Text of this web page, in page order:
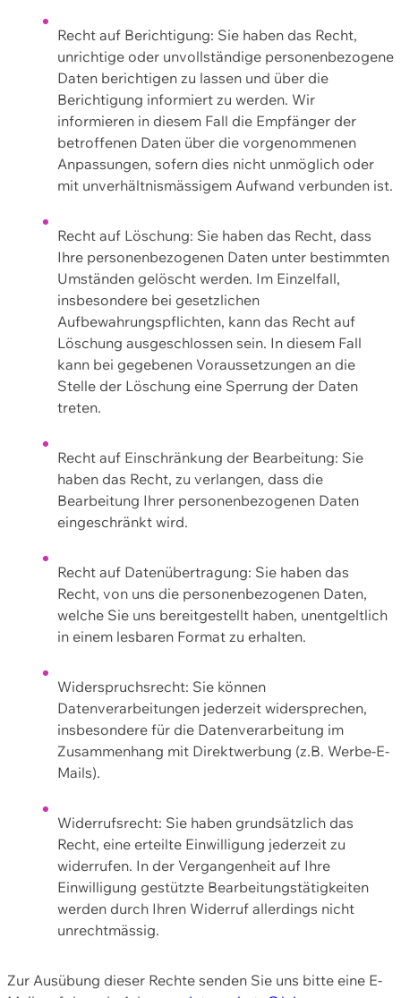
Recht auf Berichtigung: Sie haben das Recht,
unrichtige oder unvollständige personenbezogene
Daten berichtigen zu lassen und über die
Berichtigung informiert zu werden. Wir
informieren in diesem Fall die Empfänger der
betroffenen Daten über die vorgenommenen
Anpassungen, sofern dies nicht unmöglich oder
mit unverhältnismässigem Aufwand verbunden ist.
Recht auf Löschung: Sie haben das Recht, dass
Ihre personenbezogenen Daten unter bestimmten
Umständen gelöscht werden. Im Einzelfall,
insbesondere bei gesetzlichen
Aufbewahrungspflichten, kann das Recht auf
Löschung ausgeschlossen sein. In diesem Fall
kann bei gegebenen Voraussetzungen an die
Stelle der Löschung eine Sperrung der Daten
treten.
Recht auf Einschränkung der Bearbeitung: Sie
haben das Recht, zu verlangen, dass die
Bearbeitung Ihrer personenbezogenen Daten
eingeschränkt wird.
Recht auf Datenübertragung: Sie haben das
Recht, von uns die personenbezogenen Daten,
welche Sie uns bereitgestellt haben, unentgeltlich
in einem lesbaren Format zu erhalten.
Widerspruchsrecht: Sie können
Datenverarbeitungen jederzeit widersprechen,
insbesondere für die Datenverarbeitung im
Zusammenhang mit Direktwerbung (z.B. Werbe-E-
Mails).
Widerrufsrecht: Sie haben grundsätzlich das
Recht, eine erteilte Einwilligung jederzeit zu
widerrufen. In der Vergangenheit auf Ihre
Einwilligung gestützte Bearbeitungstätigkeiten
werden durch Ihren Widerruf allerdings nicht
unrechtmässig.
Zur Ausübung dieser Rechte senden Sie uns bitte eine E-